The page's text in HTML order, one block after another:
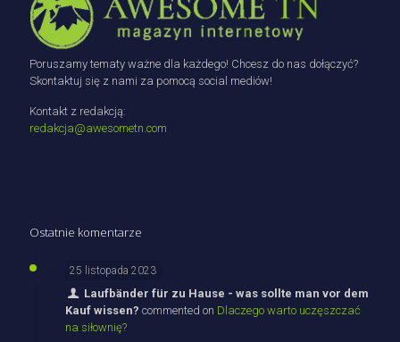
Poruszamy tematy ważne dla każdego! Chcesz do nas dołączyć?
Skontaktuj się z nami za pomocą social mediów!
Kontakt z redakcją:
redakcja@awesometn.com
Ostatnie komentarze
25 listopada 2023
Laufbänder für zu Hause - was sollte man vor dem
Kauf wissen? commented on Dlaczego warto uczęszczać
na siłownię?